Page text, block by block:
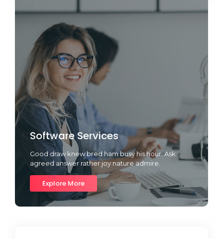
Software Services
Good draw knew bred ham busy his hour. Ask
agreed answer rather joy nature admire.
Explore More